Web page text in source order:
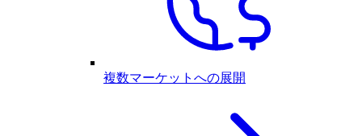
複数マーケットへの展開